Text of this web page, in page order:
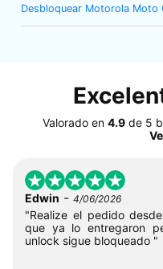
Desbloquear Motorola Moto
Valorado en 4.9 de 5
Edwin - 4/06/2026
"Realize el pedido
que ya lo entregaron
unlock sigue bloqueado "